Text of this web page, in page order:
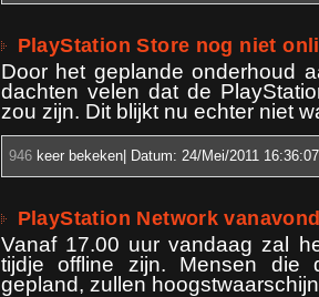
PlayStation Store nog niet
Door het geplande onderhoud
dachten velen dat de
zou zijn. Dit blijkt nu echter niet
946 keer bekeken| Datum: 24/Mei/2011 16:36:07|
PlayStation Network
Vanaf 17.00 uur vandaag zal
tijdje offline zijn. Mensen die
gepland, zullen